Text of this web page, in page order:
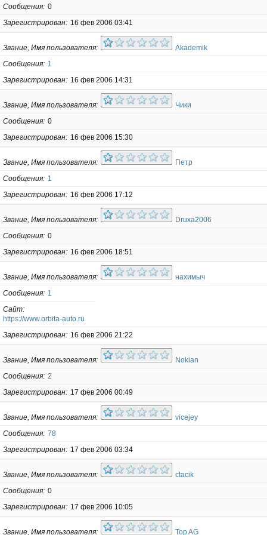
Сообщения 0
Зарегистрирован
16 фев 2006 03:41
Звание, Имя пользователя
Akademik
Сообщения
1
Зарегистрирован
16 фев 2006 14:31
Звание, Имя пользователя
Чики
Сообщения 0
Зарегистрирован
16 фев 2006 15:30
Звание, Имя пользователя
Петр
Сообщения
1
Зарегистрирован
16 фев 2006 17:12
Звание, Имя пользователя
Druxa2006
Сообщения 0
Зарегистрирован
16 фев 2006 18:51
Звание, Имя пользователя
нахимыч
Сообщения
1
Сайт
https://www.orbita-auto.ru
Зарегистрирован
16 фев 2006 21:22
Звание, Имя пользователя
Nokian
Сообщения 2
Зарегистрирован
17 фев 2006 00:49
Звание, Имя пользователя
vicejey
Сообщения 78
Зарегистрирован
17 фев 2006 03:34
Звание, Имя пользователя
ctacik
Сообщения 0
Зарегистрирован
17 фев 2006 10:05
Звание, Имя пользователя Top AG